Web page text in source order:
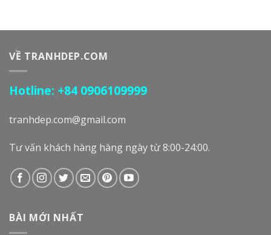
VỀ TRANHDEP.COM
Hotline: +84 0906109999
tranhdep.com@gmail.com
Tư vấn khách hàng hàng ngày từ 8:00-24:00.
BÀI MỚI NHẤT